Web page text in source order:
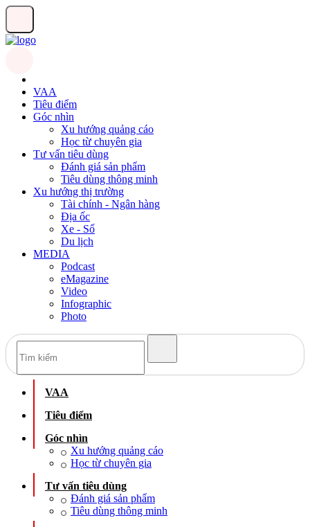
VAA
Tiêu điểm
Góc nhìn
Xu hướng quảng cáo
Học từ chuyên gia
Tư vấn tiêu dùng
Đánh giá sản phẩm
Tiêu dùng thông minh
Xu hướng thị trường
Tài chính - Ngân hàng
Địa ốc
Xe - Số
Du lịch
MEDIA
Podcast
eMagazine
Video
Infographic
Photo
VAA
Tiêu điểm
Góc nhìn
Xu hướng quảng cáo
Học từ chuyên gia
Tư vấn tiêu dùng
Đánh giá sản phẩm
Tiêu dùng thông minh